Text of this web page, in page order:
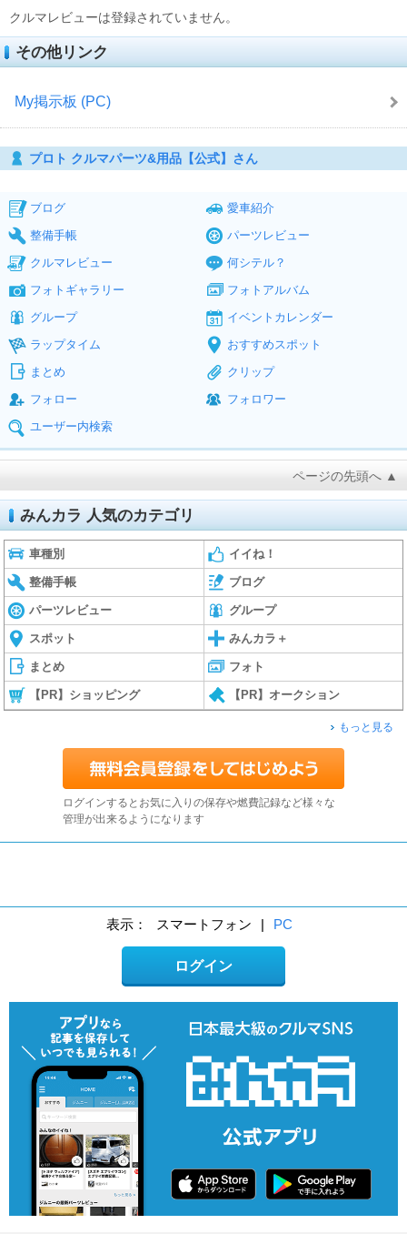
クルマレビューは登録されていません。
その他リンク
My掲示板 (PC)
プロト クルマパーツ&用品【公式】さん
ブログ
愛車紹介
整備手帳
パーツレビュー
クルマレビュー
何シテル？
フォトギャラリー
フォトアルバム
グループ
イベントカレンダー
ラップタイム
おすすめスポット
まとめ
クリップ
フォロー
フォロワー
ユーザー内検索
ページの先頭へ ▲
みんカラ 人気のカテゴリ
車種別 イイね！
整備手帳 ブログ
パーツレビュー グループ
スポット みんカラ＋
まとめ フォト
【PR】ショッピング 【PR】オークション
もっと見る
ログインするとお気に入りの保存や燃費記録など様々な
管理が出来るようになります
表示： スマートフォン | PC
ログイン